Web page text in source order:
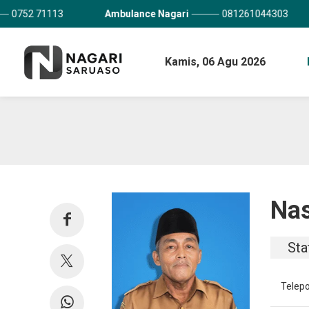
Ambulance Nagari 081261044303 Kantor
Kamis, 06 Agu 2026